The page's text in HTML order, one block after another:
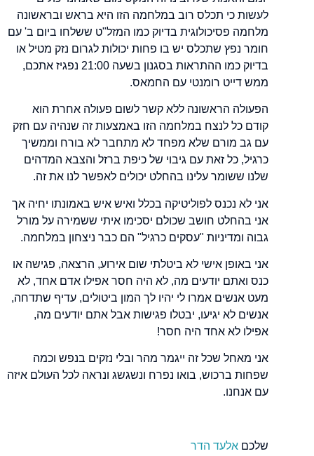
לעשות כי תכלס רוב במלחמה הזו היא בראש ובראשונה
מלחמה פסיכולוגית בדיוק כמו המזל"ט ששלחו ביום ב' עם
חומר נפץ שתכלס יש בו פחות יכולות לגרום נזק מטיל או
בדיוק כמו ההתראות בסגנון בשעה 21:00 נפגיז אתכם,
ממש דייט רומנטי עם החמאס.
הפעולה הראשונה ללא קשר לשום פעולה אחרת הוא
קודם כל לנצח במלחמה הזו באמצעות זה שנהיה עם חזק
עם גב מורם שלא מפחד לא מתחבר לא בורח וממשיך
כרגיל, כל זאת עם גיבוי של כיפת ברזל והצבא המדהים
שלנו ששומר עלינו בהחלט יכולים לאפשר לנו את זה.
אני לא נכנס לפוליטיקה בכלל ואיש איש באמונתו יחיה אך
אני בהחלט חושב שכולם יסכימו איתי ששמירה על מורל
גבוה ומדיניות "עסקים כרגיל" הם כבר ניצחון במלחמה.
אני באופן אישי לא ביטלתי שום אירוע, הרצאה, פגישה או
כנס ואתם יודעים מה, לא היה חסר אפילו אדם אחד, לא
מעט אנשים אמרו לי יהיו לך המון ביטולים, עדיף שתדחה,
אנשים לא יגיעו, יבטלו פגישות אבל אתם יודעים מה,
אפילו לא אחד היה חסר!
אני מאחל שכל זה ייגמר מהר ובלי נזקים בנפש וכמה
שפחות ברכוש, בואו נפרח ונשגשג ונראה לכל העולם איזה
עם אנחנו.
שלכם אלעד הדר